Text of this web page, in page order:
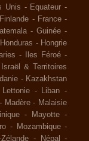
Unis - Equateur -
Finlande - France -
- Guinée -
Honduras - Hongrie
- Iles Féroé -
Israël & Territoires
- Kazakhstan
Lettonie - Liban -
- Madère - Malaisie
- Mayotte -
- Mozambique -
- Népal -